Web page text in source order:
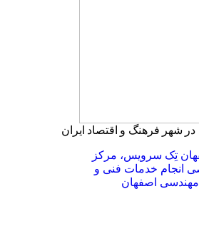
شهر فرهنگ و اقتصاد ایران